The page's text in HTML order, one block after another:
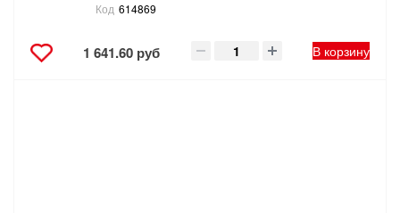
Код 614869
1 641.60 руб В корзину